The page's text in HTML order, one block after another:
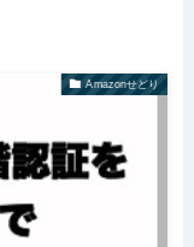
Amazonせどり